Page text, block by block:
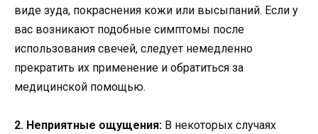
виде зуда, покраснения кожи или высыпаний. Если у
вас возникают подобные симптомы после
использования свечей, следует немедленно
прекратить их применение и обратиться за
медицинской помощью.
2. Неприятные ощущения: В некоторых случаях